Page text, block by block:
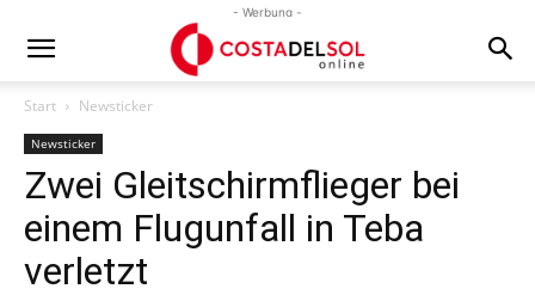
- Werbung -
Start Newsticker
Newsticker
Zwei Gleitschirmflieger bei
einem Flugunfall in Teba
verletzt